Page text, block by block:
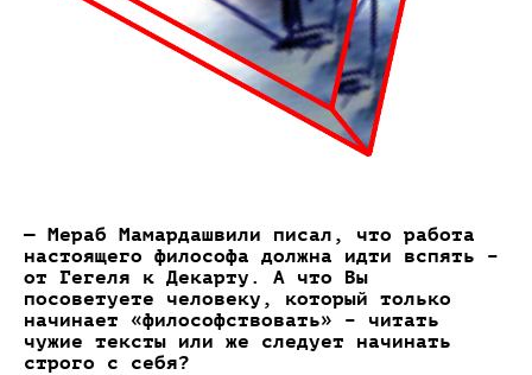
— Мераб Мамардашвили писал, что работа
настоящего философа должна идти вспять –
от Гегеля к Декарту. А что Вы
посоветуете человеку, который только
начинает «философствовать» – читать
чужие тексты или же следует начинать
строго с себя?